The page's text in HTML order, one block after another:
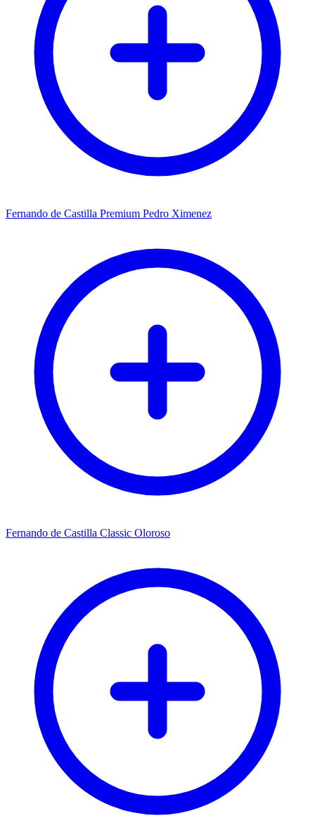
Fernando de Castilla Premium Pedro Ximenez
Fernando de Castilla Classic Oloroso